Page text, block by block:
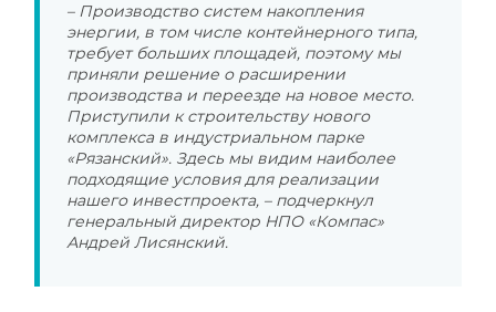
– Производство систем накопления
энергии, в том числе контейнерного типа,
требует больших площадей, поэтому мы
приняли решение о расширении
производства и переезде на новое место.
Приступили к строительству нового
комплекса в индустриальном парке
«Рязанский». Здесь мы видим наиболее
подходящие условия для реализации
нашего инвестпроекта, – подчеркнул
генеральный директор НПО «Компас»
Андрей Лисянский.